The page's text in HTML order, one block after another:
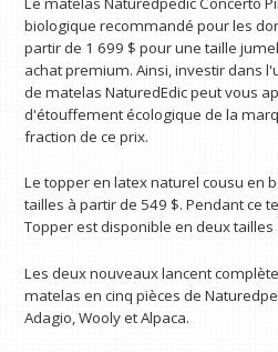
biologique recommandé pour les
partir de 1 699 $ pour une taille
achat premium. Ainsi, investir dans
de matelas NaturedEdic peut vous
d'étouffement écologique de la
fraction de ce prix.
Le topper en latex naturel cousu en
tailles à partir de 549 $. Pendant ce
Topper est disponible en deux tailles
Les deux nouveaux lancent
matelas en cinq pièces de
Adagio, Wooly et Alpaca.